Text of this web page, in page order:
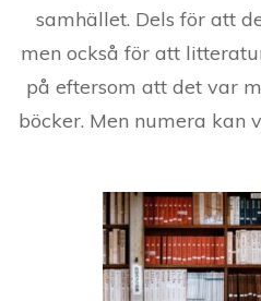
samhället. Dels för att
men också för att
på eftersom att det var
böcker. Men numera kan